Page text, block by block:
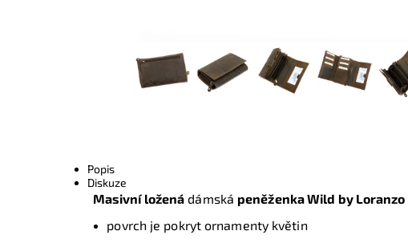
Popis
Diskuze
Masivní ložená dámská peněženka Wild by Loranzo
povrch je pokryt ornamenty květin